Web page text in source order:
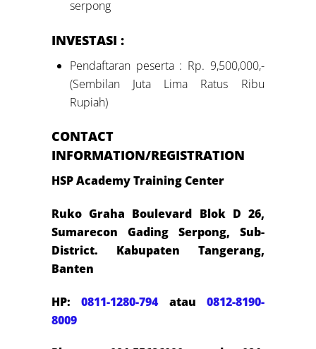
serpong
INVESTASI :
Pendaftaran peserta : Rp. 9,500,000,-
(Sembilan Juta Lima Ratus Ribu
Rupiah)
CONTACT
INFORMATION/REGISTRATION
HSP Academy Training Center
Ruko Graha Boulevard Blok D 26,
Sumarecon Gading Serpong, Sub-
District. Kabupaten Tangerang,
Banten
HP:0811-1280-794atau 0812-8190-
8009